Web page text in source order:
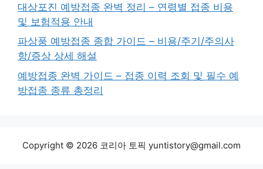
대상포진 예방접종 완벽 정리 – 연령별 접종 비용
및 보험적용 안내
파상풍 예방접종 종합 가이드 – 비용/주기/주의사
항/증상 상세 해설
예방접종 완벽 가이드 – 접종 이력 조회 및 필수 예
방접종 종류 총정리
Copyright © 2026 코리아 토픽 yuntistory@gmail.com